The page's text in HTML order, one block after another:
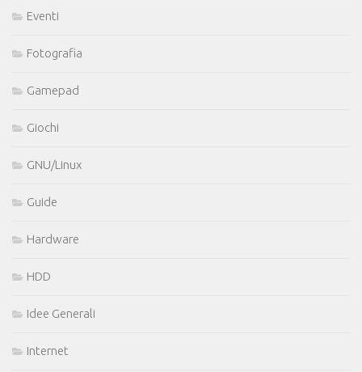
Eventi
Fotografia
Gamepad
Giochi
GNU/Linux
Guide
Hardware
HDD
Idee Generali
Internet